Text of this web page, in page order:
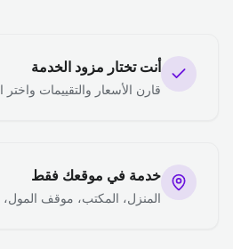
أنت تختار مزود الخدمة
قارن الأسعار والتقييمات
خدمة في موقعك فقط
المنزل، المكتب، موقف المول،